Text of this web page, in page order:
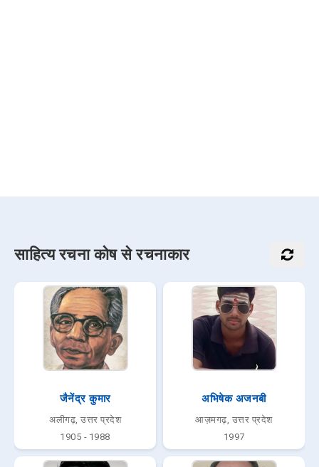
साहित्य रचना कोष से रचनाकार
जैनेंद्र कुमार
अलीगढ़, उत्तर प्रदेश
1905 - 1988
अभिषेक अजनबी
आज़मगढ़, उत्तर प्रदेश
1997